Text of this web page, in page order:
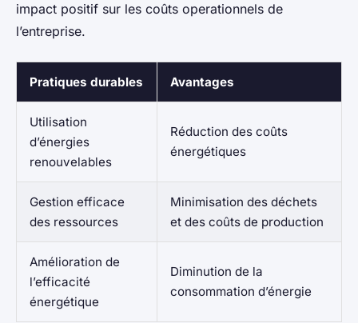
impact positif sur les coûts operationnels de
l’entreprise.
Pratiques durables Avantages
Utilisation
d’énergies
renouvelables
Réduction des coûts
énergétiques
Gestion efficace
des ressources
Minimisation des déchets
et des coûts de production
Amélioration de
l’efficacité
énergétique
Diminution de la
consommation d’énergie